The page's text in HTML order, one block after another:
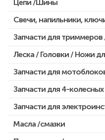
Цепи /Шины
Свечи, напильники,
Запчасти для триммеров
Запчасти для
Запчасти для мотокос
Леска / Головки / Ножи
Запчасти для
Запчасти для 4-
Запчасти для
Двигатели, редукторы
Масла /смазки